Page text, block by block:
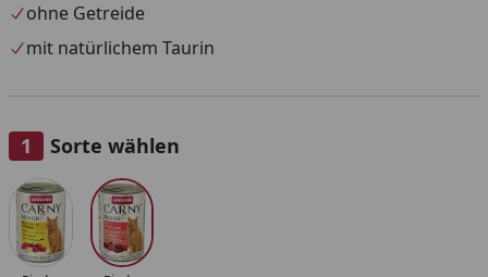
ohne Getreide
mit natürlichem Taurin
Sorte wählen
Alle anzeigen (2)